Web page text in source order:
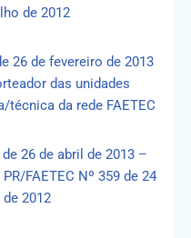
de 2012
26 de fevereiro de 2013
das unidades
da rede FAETEC
26 de abril de 2013 –
FAETEC Nº 359 de 24
2012